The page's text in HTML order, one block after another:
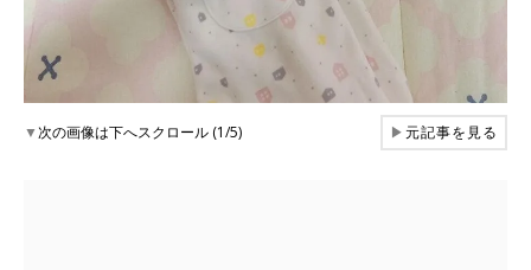
▼次の画像は下へスクロール (1/5) ▶元記事を見る